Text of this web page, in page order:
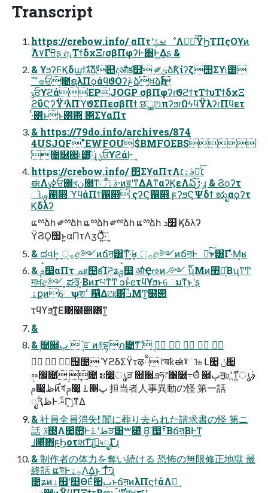
Transcript
https://crebow.info/ αΠτʹܾࡁػೳΛಋೖͯ͠ΫϦΤΠςΟϒͷ
຺ۚΛ۷Γىͦ͜͏ʂ ඇΤϯδχΞɾσβΠφʔͰ΋Ͱ͖Δʂ &
& ϒϧʔϜϏδϣϯגࣜձࣾ୅දऔక໾ ༗ݶձࣾϏίʔζ΢Σϒ୲౰
ࣾஂ๏ਓ೔ຊλΠϙάϥϑΟʔڠձਖ਼ձһ
ݸਓϒϩάEPJOGP σβΠφʔɾϑϩϯτΤϯυΤϯδχΞ
ϩΰϚʔΫʴλΠϓϑΣΠεσβΠϯ ֤छൢଅπʔϧɾΩϟϥΫλʔɾΠϥετ
·ͭ΋ͱͱ΋΍ ΢ΣϒαΠτ
& https://79do.info/archives/874
4USJQF"EWFOU$BMFOEBS
೔໨΋୲౰ͯ͠·͢ɻ ݸਓϒϩάͰ͢
https://crebow.info/ ΢ΣϒαΠτΛ׆༻ͯ͠ࣄۀ׆
ಈΛߦ͏ݸਓ΍খن໛ͳࣄۀऀ͞·ͷॿ͚ʹͳΔΑ͏ͳαʔϏεΛఏڙ͠·͢ɻ & Ϩϙʔτ
ૉࡐ഑෍ ϓϥάΠϯ഑෍ ςʔϚ഑෍ ϝʔϧϚΨδϯ ಋೖαϙʔτ
Ϗδλʔ
ແྉձһ ༗ྉձһ ແྉձһ ༗ྉձһ ແྉձһ ܖ໿ Ϗδλʔ
ΫϨϘ΢ͱ͍͏αΠτΛӡӦ͍ͯ͠·͢
& ಥવͰ͕͢ ੍࡞අ༻ͷճऩ͸Ͳ͏͍ͯ͠·͔͢ʁ ੍࡞අ༻ͷճऩͰ ۤ࿑ͨ͜͠ͱ͸͋Γ·ͤΜ͔ʁ
& ࢧ෷͍αΠτ ചֻɾ݄຤కΊཌʑ݄ࢧ෷͍ औҾઌͷ৴༻ ʮ̋̋͞Μͷ঺հ͔ͩΒʯͳͲ
मਖ਼අ༻ ͓ಘҙ͞·͔ΒͷґཔͳͲ ͻͱͨͼτϥϒϧͱେมͳ͜ͱʹʂ
ۀքͷେѱश׳ ଱͑Δଆ͸݁ߏ͠ΜͲ͍໰୊
τϥϒϧ͕ͳ͚Ε͹໰୊͸ͳ͍
&
& ݄຤੥ٻ ݄ ֬ೝͷ࿈བྷฦ౴ͳ͠ ݄ ݄ ݄ ݄ ݄ ݄
݄ ݄ ݄຤೔ ϓϩδΣΫτऴྃ ෦ॺҟಈˠୀ৬ Լ੥͚ ݩ੥͚
ೲ඼೔ ݄೔ ະ෷͍ൃੜ ௚઀ܦཧ෦΁໰͍߹Θͤ ੥ٻॻ͕௨͍ͬͯͳ͍ࣄ͕ൃ֮
ࢧ෷͍࣌ظͷަব ࢧ෷͍ ࠶੥ٻ 担当者人事異動の怪 第一話
ೖۚԆظͰࢿۚ܁Γ͕ݫ͘͠ͳΔ
& 社員全員消失! 闇に葬り去られた請求書の怪 第ニ
話 ࢓ࣄΛ੥͚ͨ࣌఺Ͱطʹ࠶ੜ͸ࠔ೉ͩͬͨ Β͍͠ ౗࢈ͨ͠Βճऩ͢ΒͰ͖ͳ͍
ࡋ൑ͯ͠΋ϝϦοτશ͘ͳ͠ɻٽ͖৸ೖΓɻ
& 制作者の体力を奪い続ける 恐怖の無限修正地獄 最
終話 ແঈͰ࡞ۀΛ͢Δ͜ͱʹͳͬͯ͠·͏ɻ
೔ʑͷۀ຿ʹ௥ΘΕͯ੥ٻͱճऩͷλΠϛϯάΛಀ͢